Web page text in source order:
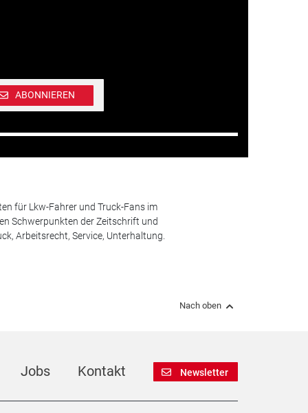
ABONNIEREN
für Lkw-Fahrer und Truck-Fans im
Schwerpunkten der Zeitschrift und
Arbeitsrecht, Service, Unterhaltung.
Nach oben
Jobs Kontakt Newsletter